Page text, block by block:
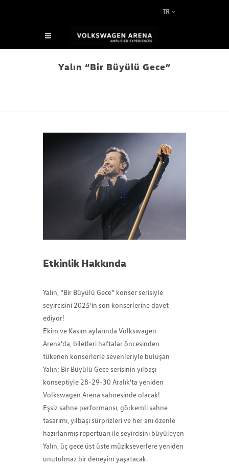
TR
Yalın “Bir Büyülü Gece”
Etkinlik Hakkında
Yalın, “Bir Büyülü Gece” konser serisiyle
seyircisini 2025’in son konserlerine davet
ediyor!
Ekim ve Kasım aylarında Volkswagen
Arena’da, biletleri haftalar öncesinden
tükenen konserlerle sevenleriyle buluşan
Yalın; Bir Büyülü Gece serisinin yılbaşı
konseptiyle 28-29-30 Aralık’ta yeniden
Volkswagen Arena sahnesinde olacak!
Eşsiz sahne performansı, görkemli sahne
tasarımı, yılbaşı sürprizleri ve her anı özenle
hazırlanmış repertuarı ile seyircisini büyüleyen
Yalın, üç gece üst üste müzikseverlere yeniden
unutulmaz bir deneyim yaşatacak.